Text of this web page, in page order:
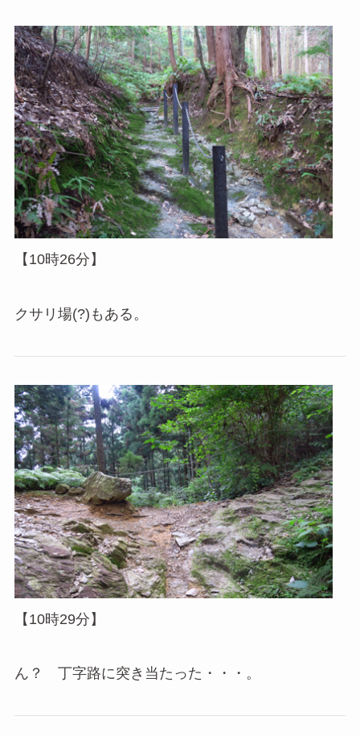
【10時26分】
クサリ場(?)もある。
【10時29分】
ん？ 丁字路に突き当たった・・・。